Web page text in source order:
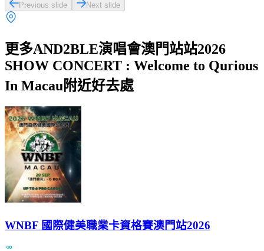
Previous slide Next slide
更多AND2BLE演唱會澳門站站2026
SHOW CONCERT : Welcome to Qurious
In Macau附近好去處
WNBF 國際健美職業卡資格賽澳門站2026